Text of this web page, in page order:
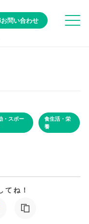
お問い合わせ
・スポー
食生活・栄
養
てね！